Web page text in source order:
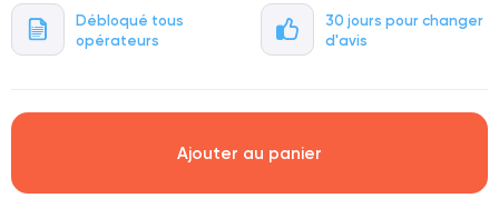
Débloqué tous
opérateurs
30 jours pour changer
d'avis
Ajouter au panier